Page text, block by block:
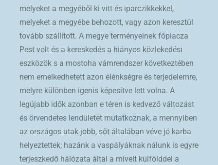
melyeket a megyéből ki vitt és iparczikkekkel,
melyeket a megyébe behozott, vagy azon keresztül
tovább szállított. A megye terményeinek főpiacza
Pest volt és a kereskedés a hiányos közlekedési
eszközök s a mostoha vámrendszer következtében
nem emelkedhetett azon élénkségre és terjedelemre,
melyre különben igenis képesítve lett volna. A
legújabb idők azonban e téren is kedvező változást
és örvendetes lendületet mutatkoznak, a mennyiben
az országos utak jobb, sőt általában véve jó karba
helyeztettek; hazánk a vaspályáknak nálunk is egyre
terjeszkedő hálózata által a mívelt külfölddel a